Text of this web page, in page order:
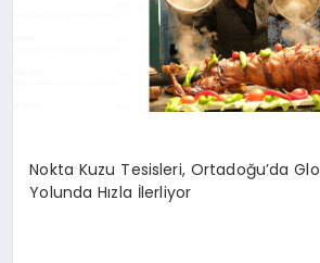
Nokta Kuzu Tesisleri, Ortadoğu’da
Yolunda Hızla İlerliyor